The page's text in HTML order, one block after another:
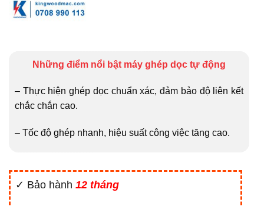
Những điểm nổi bật máy ghép dọc tự động
– Thực hiện ghép dọc chuẩn xác, đảm bảo độ liên kết
chắc chắn cao.
– Tốc độ ghép nhanh, hiệu suất công việc tăng cao.
✓ Bảo hành 12 tháng